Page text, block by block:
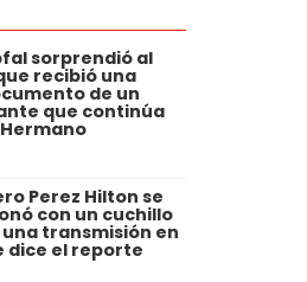
sorprendió al
recibió una
de un
que continúa
Perez Hilton se
con un cuchillo
transmisión en
dice el reporte